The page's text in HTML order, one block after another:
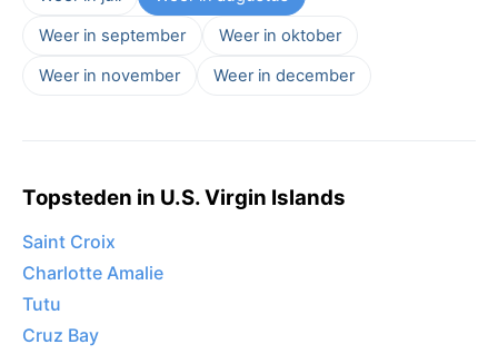
Weer in september
Weer in oktober
Weer in november
Weer in december
Topsteden in U.S. Virgin Islands
Saint Croix
Charlotte Amalie
Tutu
Cruz Bay